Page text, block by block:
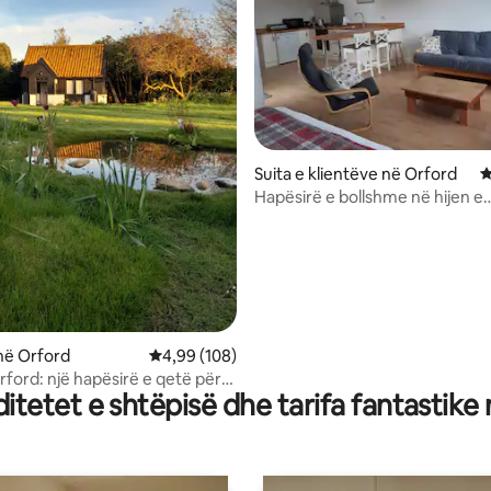
5, 309 vlerësime
Orford Vlerësimi mesatar 4,99 nga 5, 108 vlerësime
4,99 (108)
një hapësirë e qetë për
. . .
Suita e klientëve në Orford
Hapësirë e bollshme në hijen e
e shtëpisë dhe tarifa fantastike